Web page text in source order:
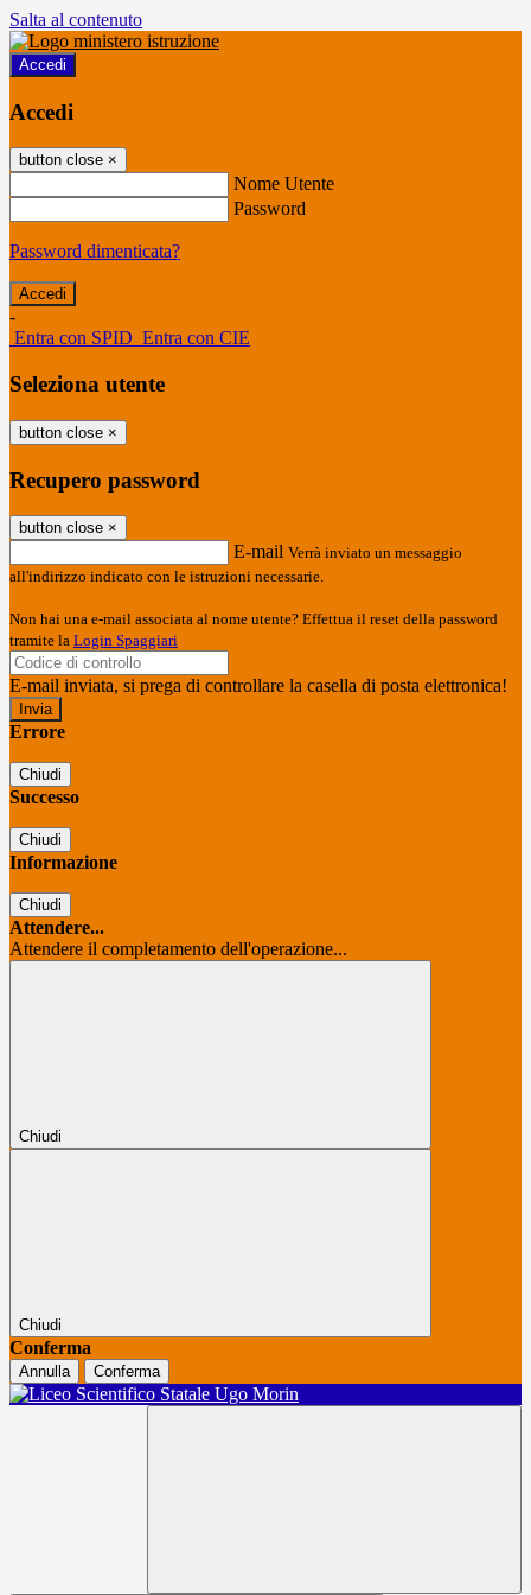
Salta al contenuto
Accedi
Accedi
button close ×
Nome Utente
Password
Password dimenticata?
-
Entra con SPID Entra con CIE
Seleziona utente
button close ×
Recupero password
button close ×
E-mail Verrà inviato un messaggio
all'indirizzo indicato con le istruzioni necessarie.
Non hai una e-mail associata al nome utente? Effettua il reset della password
tramite la Login Spaggiari
E-mail inviata, si prega di controllare la casella di posta elettronica!
Errore
Chiudi
Successo
Chiudi
Informazione
Chiudi
Attendere...
Attendere il completamento dell'operazione...
Chiudi
Chiudi
Conferma
Annulla Conferma